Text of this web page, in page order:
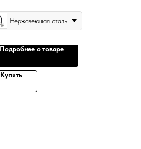
Нержавеющая сталь
Подробнее о товаре
Купить